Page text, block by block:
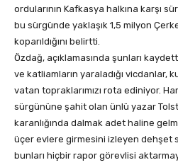
ordularının Kafkasya halkına karşı
bu sürgünde yaklaşık 1,5 milyon
koparıldığını belirtti.
Özdağ, açıklamasında şunları
ve katliamların yaraladığı vicdanlar,
vatan topraklarımızı rota ediniyor.
sürgününe şahit olan ünlü yazar
karanlığında dalmak adet haline
üçer evlere girmesini izleyen dehşet
bunları hiçbir rapor görevlisi